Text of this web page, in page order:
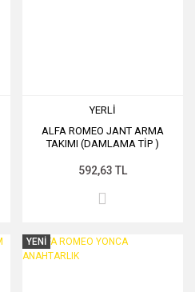
YERLİ
ALFA ROMEO JANT ARMA
TAKIMI (DAMLAMA TİP )
592,63 TL
YENİ